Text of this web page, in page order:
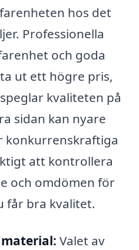
hos det
Professionella
och goda
ut ett högre pris,
kvaliteten på
sidan kan nyare
konkurrenskraftiga
att kontrollera
och omdömen för
får bra kvalitet.
Valet av